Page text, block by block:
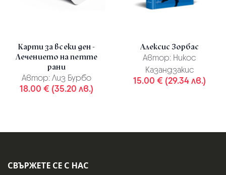
Карти за всеки ден -
Лечението на петте
рани
Автор: Лиз Бурбо
18.00 € (35.20 лв.)
Алексис Зорбас
Автор: Никос
Казандзакис
15.00 € (29.34 лв.)
СВЪРЖЕТЕ СЕ С НАС